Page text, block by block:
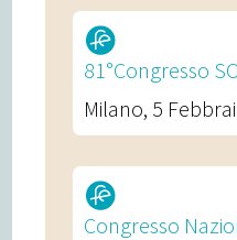
81°Congresso
Milano, 5
Congresso